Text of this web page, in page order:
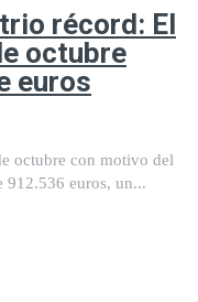
récord: El
octubre
euros
octubre con motivo del
912.536 euros, un...